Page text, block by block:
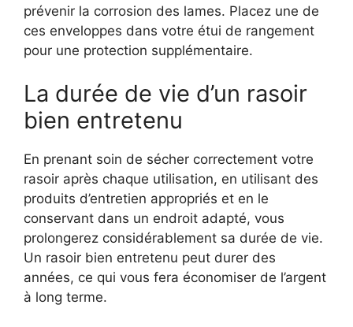
prévenir la corrosion des lames. Placez une de
ces enveloppes dans votre étui de rangement
pour une protection supplémentaire.
La durée de vie d’un rasoir
bien entretenu
En prenant soin de sécher correctement votre
rasoir après chaque utilisation, en utilisant des
produits d’entretien appropriés et en le
conservant dans un endroit adapté, vous
prolongerez considérablement sa durée de vie.
Un rasoir bien entretenu peut durer des
années, ce qui vous fera économiser de l’argent
à long terme.